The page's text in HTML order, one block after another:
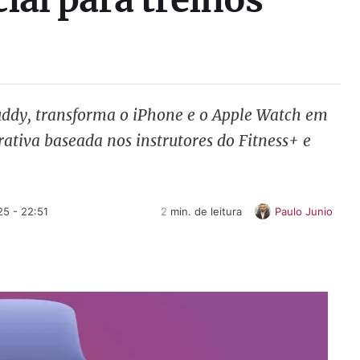
transforma o iPhone e o Apple Watch em
baseada nos instrutores do Fitness+ e
- 22:51 2 min. de leitura Paulo Junio